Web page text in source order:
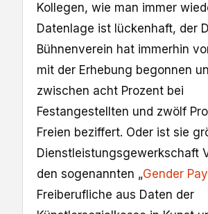
Kollegen, wie man immer
Datenlage ist lückenhaft, der
Bühnenverein hat immerhin
mit der Erhebung begonnen
zwischen acht Prozent bei
Festangestellten und zwölf
Freien beziffert. Oder ist sie
Dienstleistungsgewerkschaft
den sogenannten „Gender
Freiberufliche aus Daten der